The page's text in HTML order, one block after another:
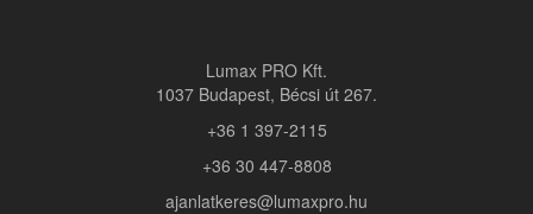
Lumax PRO Kft.
1037 Budapest, Bécsi út 267.
+36 1 397-2115
+36 30 447-8808
ajanlatkeres@lumaxpro.hu